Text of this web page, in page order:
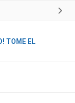
TOME EL